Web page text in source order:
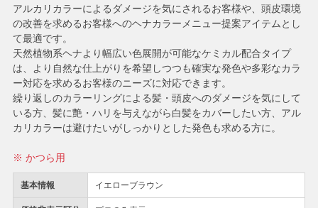
基本情報 イエローブラウン
アルカリカラーによるダメージを気にされるお客様や、頭皮環境
の改善を求めるお客様へのヘナカラーメニュー提案アイテムとし
て最適です。
天然植物系ヘナより幅広い色展開が可能なケミカル配合タイプ
は、より自然な仕上がりを希望しつつも確実な発色や多彩なカラ
ー対応を求めるお客様のニーズに対応できます。
繰り返しのカラーリングによる髪・頭皮へのダメージを気にして
いる方、髪に艶・ハリを与えながら白髪をカバーしたい方、アル
カリカラーは避けたいがしっかりとした発色も求める方に。
※ かつら用